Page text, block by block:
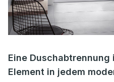
Eine
Element in jedem